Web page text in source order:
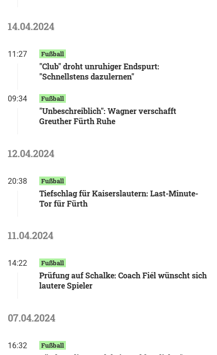
14.04.2024
11:27 Fußball
"Club" droht unruhiger Endspurt:
"Schnellstens dazulernen"
09:34 Fußball
"Unbeschreiblich": Wagner verschafft
Greuther Fürth Ruhe
12.04.2024
20:38 Fußball
Tiefschlag für Kaiserslautern: Last-Minute-
Tor für Fürth
11.04.2024
14:22 Fußball
Prüfung auf Schalke: Coach Fiél wünscht sich
lautere Spieler
07.04.2024
16:32 Fußball